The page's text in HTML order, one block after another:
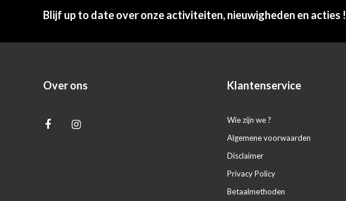
Blijf up to date over onze activiteiten, nieuwigheden en acties !
Over ons Klantenservice
Wie zijn we ?
Algemene voorwaarden
Disclaimer
Privacy Policy
Betaalmethoden